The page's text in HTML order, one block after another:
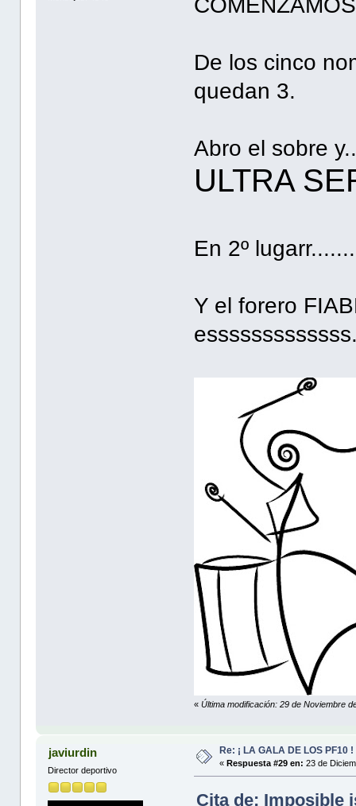
De los cinco
quedan 3.
Abro el sobre
ULTRA
En 2º lugarr.......
Y el forero
«Última modificación: 29 de Noviembre
javiurdin
Director deportivo
Re: ¡ LA GALA DE LOS PF10 !
« Respuesta #29 en: 23 de
Cita de: Imposible